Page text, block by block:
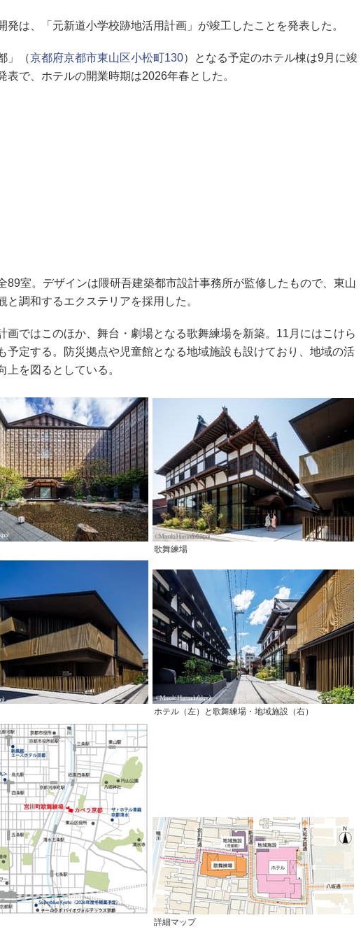
は、「元新道小学校跡地活用計画」が竣工したことを発表した。
」（京都府京都市東山区小松町130）となる予定のホテル棟は9月に竣
表で、ホテルの開業時期は2026年春とした。
89室。デザインは隈研吾建築都市設計事務所が監修したもので、東山
と調和するエクステリアを採用した。
ではこのほか、舞台・劇場となる歌舞練場を新築。11月にはこけら
予定する。防災拠点や児童館となる地域施設も設けており、地域の活
上を図るとしている。
歌舞練場
ホテル（左）と歌舞練場・地域施設（右）
詳細マップ